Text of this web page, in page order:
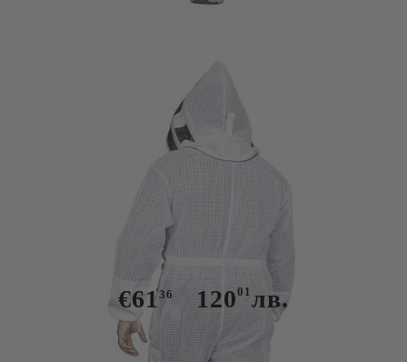
Гащеризон Прохлада - Скафандър
€6136 12001лв.
Изчерпан, може да се достави по поръчка до 7 дни